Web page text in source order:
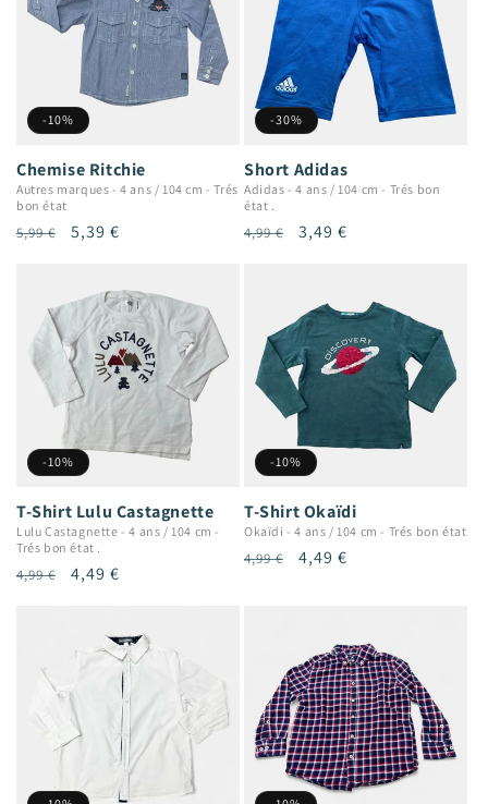
-10%
Chemise Ritchie
Autres marques -4 ans / 104 cm -Trés
bon état
Prix
5,99 €
Prix
5,39 €
-30%
Short Adidas
Adidas -4 ans / 104 cm - Trés bon
état .
Prix
4,99 €
Prix
3,49 €
-10%
T-Shirt Lulu Castagnette
Lulu Castagnette -4 ans / 104 cm -
Trés bon état .
Prix
4,99 €
Prix
4,49 €
-10%
T-Shirt Okaïdi
Okaïdi -4 ans / 104 cm - Trés bon état
Prix
4,99 €
Prix
4,49 €